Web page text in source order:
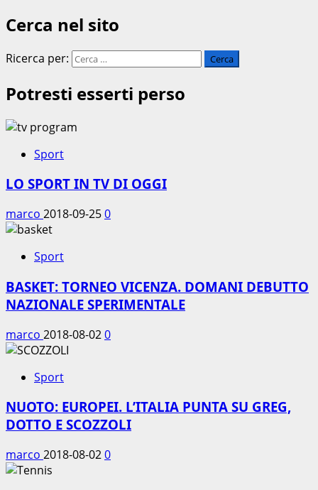
Cerca nel sito
Ricerca per:
Potresti esserti perso
Sport
LO SPORT IN TV DI OGGI
marco 2018-09-250
Sport
BASKET: TORNEO VICENZA. DOMANI DEBUTTO
NAZIONALE SPERIMENTALE
marco 2018-08-020
Sport
NUOTO: EUROPEI. L’ITALIA PUNTA SU GREG,
DOTTO E SCOZZOLI
marco 2018-08-020